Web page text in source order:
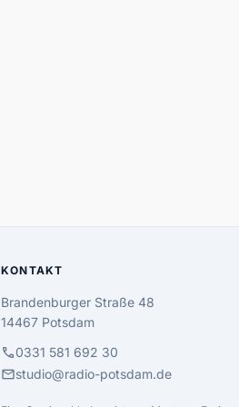
KONTAKT
Brandenburger Straße 48
14467 Potsdam
call0331 581 692 30
mailstudio@radio-potsdam.de